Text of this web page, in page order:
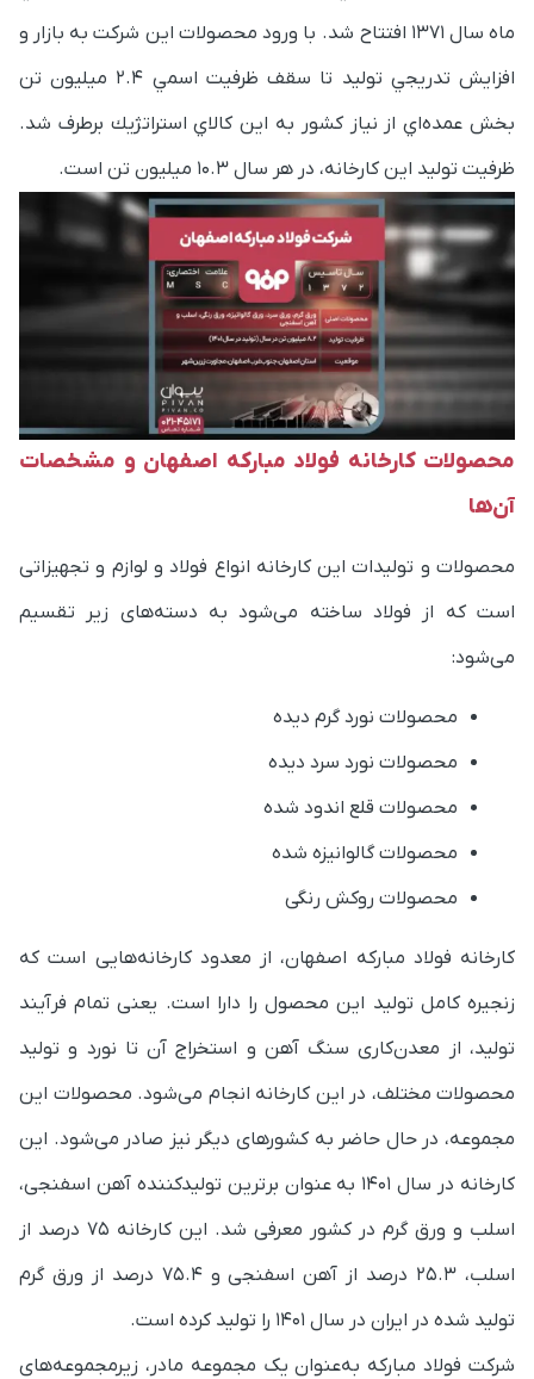
ماه سال 1371 افتتاح شد. با ورود محصولات اين شركت به بازار و
افزايش تدريجي توليد تا سقف ظرفيت اسمي 2.4 ميليون تن
بخش عمده‌اي از نياز كشور به اين كالاي استراتژيك برطرف شد.
ظرفیت تولید این کارخانه، در هر سال 10.3 میلیون تن است.
محصولات کارخانه فولاد مبارکه اصفهان و مشخصات
آن‌ها
محصولات و تولیدات این کارخانه انواع فولاد و لوازم و تجهیزاتی
است که از فولاد ساخته می‌شود به دسته‌های زیر تقسیم
می‌شود:
محصولات نورد گرم دیده
محصولات نورد سرد دیده
محصولات قلع اندود شده
محصولات گالوانیزه شده
محصولات روکش رنگی
کارخانه فولاد مبارکه اصفهان، از معدود کارخانه‌هایی است که
زنجیره کامل تولید این محصول را دارا است. یعنی تمام فرآیند
تولید، از معدن‌کاری سنگ آهن و استخراج آن تا نورد و تولید
محصولات مختلف، در این کارخانه انجام می‌شود. محصولات این
مجموعه، در حال حاضر به کشورهای دیگر نیز صادر می‌شود. این
کارخانه در سال ۱۴۰۱ به عنوان برترین تولیدکننده آهن اسفنجی،
اسلب و ورق گرم در کشور معرفی شد. این کارخانه ۷۵ درصد از
اسلب، ۲۵.۳ درصد از آهن اسفنجی و ۷۵.۴ درصد از ورق گرم
تولید شده در ایران در سال ۱۴۰۱ را تولید کرده است.
شرکت فولاد مبارکه به‌عنوان یک مجموعه مادر، زیرمجموعه‌های